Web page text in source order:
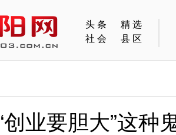
头条
精选
社会
县区
创业要胆大”这种